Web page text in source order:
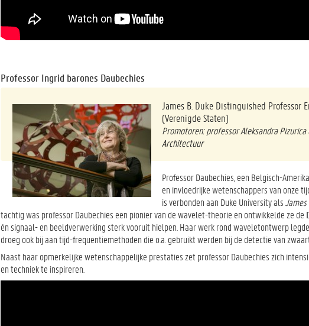
Professor Ingrid barones Daubechies
James B. Duke Distinguished Professor
(Verenigde Staten)
Promotoren: professor Aleksandra
Architectuur
Professor Daubechies, een Belgisch-
en invloedrijke wetenschappers van onze
is verbonden aan Duke University als
tachtig was professor Daubechies een pionier van de wavelet-theorie en ontwikkelde ze de
én signaal- en beeldverwerking sterk vooruit hielpen. Haar werk rond waveletontwerp
droeg ook bij aan tijd-frequentiemethoden die o.a. gebruikt werden bij de detectie van
Naast haar opmerkelijke wetenschappelijke prestaties zet professor Daubechies zich
en techniek te inspireren.